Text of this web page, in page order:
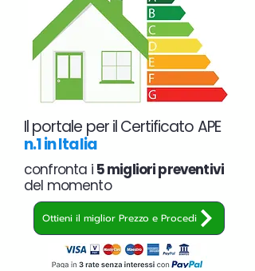
Il portale per il Certificato APE
n.1 in Italia
confronta i 5 migliori preventivi
del momento
Ottieni il miglior Prezzo e Procedi